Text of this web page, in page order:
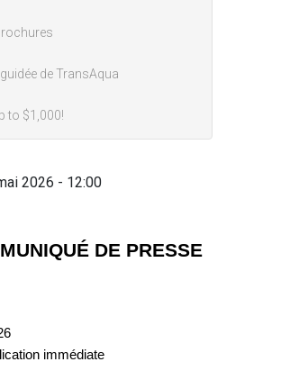
2026 - 12:00
DE PRESSE
immédiate
de TransAqua
to $1,000!